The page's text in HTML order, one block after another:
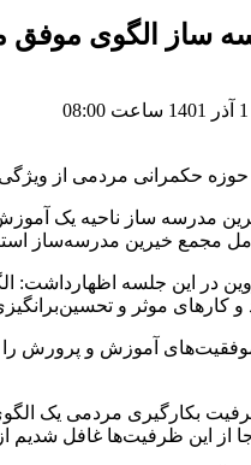
ساز الگوی
حوزه حکمرانی مردمی از
مدرسه ساز ناحیه یک
مجمع خیرین مدرسه‌ساز
در این جلسه اظهارداشت:
و کارهای موثر و
موفقیت‌های آموزش و پرورش
بکارگیری مردمی یک
از این ظرفیت‌ها غافل